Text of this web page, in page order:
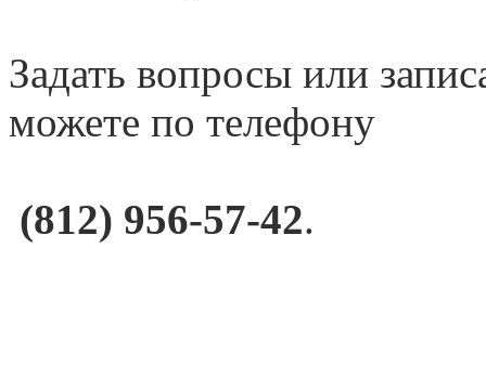
Задать вопросы или
можете по телефону
(812) 956-57-42.